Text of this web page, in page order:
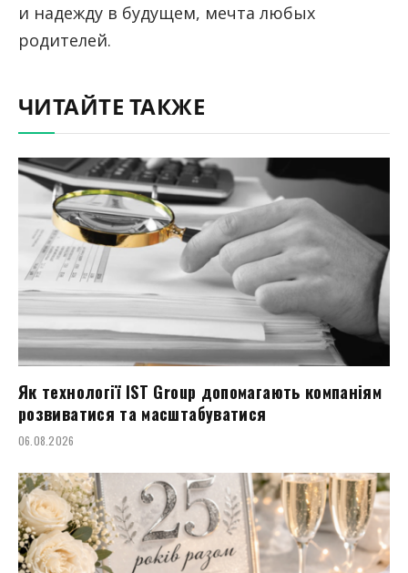
и надежду в будущем, мечта любых
родителей.
ЧИТАЙТЕ ТАКЖЕ
Як технології IST Group допомагають компаніям
розвиватися та масштабуватися
06.08.2026